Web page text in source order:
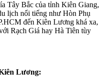
Tây Bắc của tỉnh Kiên Giang,
lịch nổi tiếng như Hòn Phụ
đến Kiên Lương khá xa,
Rạch Giá hay Hà Tiên tùy
Lương: